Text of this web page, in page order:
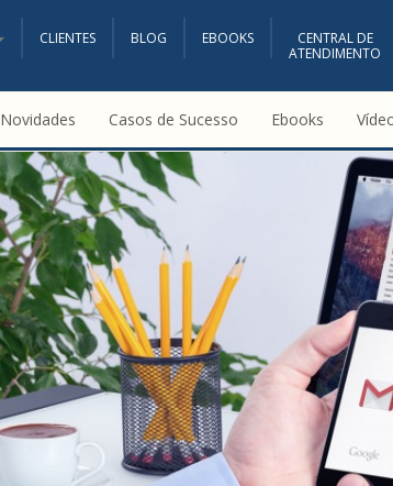
CLIENTES BLOG EBOOKS
CENTRAL DE
ATENDIMENTO
Novidades Casos de Sucesso Ebooks